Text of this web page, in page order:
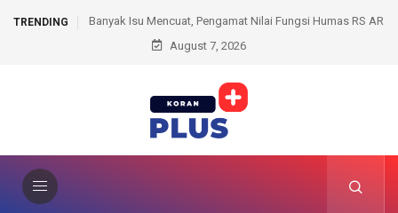
TRENDING
Pengamat Nilai Fungsi Humas RS AR Aksi Penggelapan Terbongkar, Eks
August 7, 2026